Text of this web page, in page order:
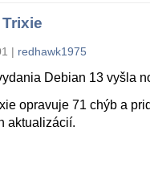
| redhawk1975
Debian 13 vyšla
opravuje 71 chýb a
aktualizácií.